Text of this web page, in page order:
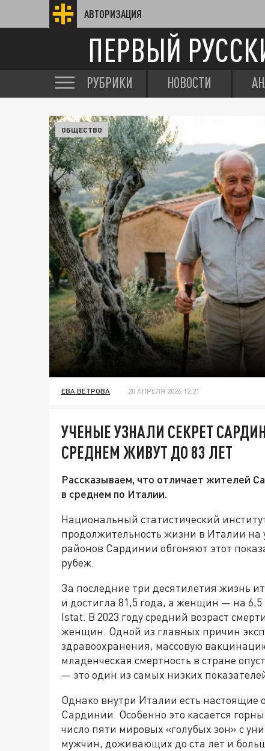
АВТОРИЗАЦИЯ
ПЕРВЫЙ
РУБРИКИ НОВОСТИ
ОБЩЕСТВО
ЕВА ВЕТРОВА 20 АПРЕЛЯ 2026 12:21
УЧЕНЫЕ УЗНАЛИ СЕКРЕТ
СРЕДНЕМ ЖИВУТ ДО 83 ЛЕТ
Рассказываем, что отличает жителей
в среднем по Италии.
Национальный статистический
продолжительность жизни в Италии на
районов Сардинии обгоняют этот
рубеж.
За последние три десятилетия жизнь
и достигла 81,5 года, а женщин — на
Istat. В 2023 году средний возраст
женщин. Одной из главных причин
здравоохранения, массовую
младенческая смертность в стране
— это один из самых низких
Однако внутри Италии есть настоящие
Сардинии. Особенно это касается
число пяти мировых «голубых зон» с
мужчин, доживающих до ста лет и